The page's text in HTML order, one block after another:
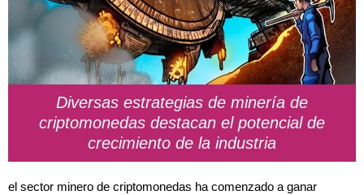
Diversas estrategias de minería de
criptomonedas destacan el potencial de
crecimiento de la industria
el sector minero de criptomonedas ha comenzado a ganar